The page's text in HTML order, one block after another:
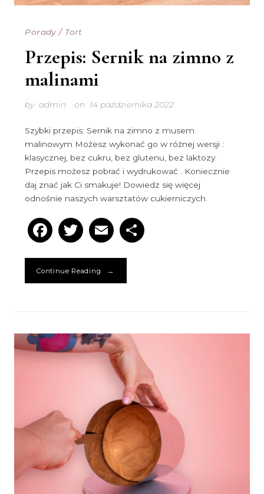
Porady / Tort
Przepis: Sernik na zimno z
malinami
by admin on 14 października 2022
Szybki przepis: Sernik na zimno z musem
malinowym Możesz wykonać go w różnej wersji :
klasycznej, bez cukru, bez glutenu, bez laktozy.
Przepis możesz pobrać i wydrukować . Koniecznie
daj znać jak Ci smakuje! Dowiedz się więcej
odnośnie naszych warsztatów cukierniczych.
Facebook
Twitter
Email
Continue Reading →